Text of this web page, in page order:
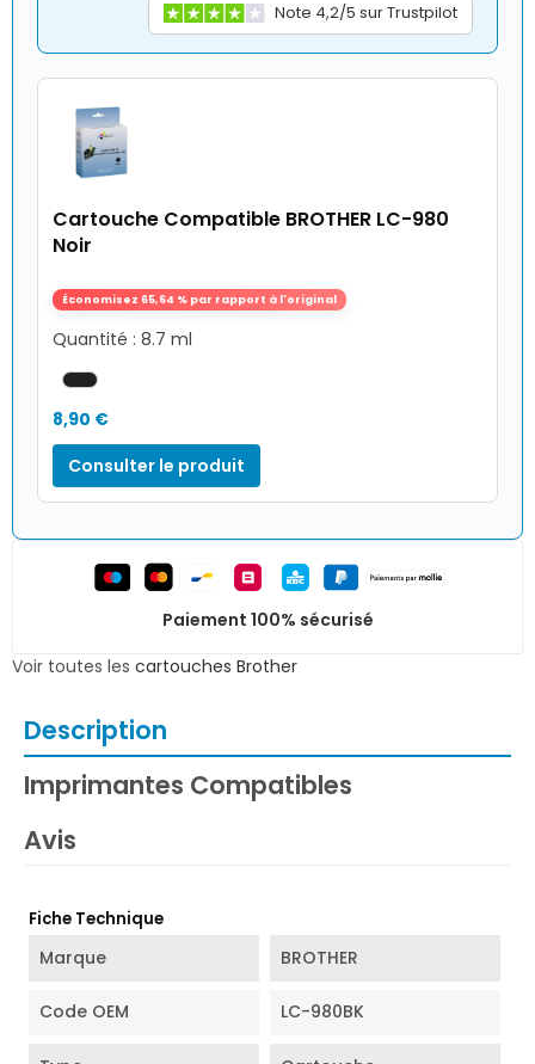
Note 4,2/5 sur Trustpilot
Cartouche Compatible BROTHER LC-980
Noir
Économisez 65,64 % par rapport à l'original
Quantité : 8.7 ml
8,90 €
Consulter le produit
Paiement 100% sécurisé
Voir toutes les cartouches Brother
Description
Imprimantes Compatibles
Avis
Fiche Technique
Marque BROTHER
Code OEM LC-980BK